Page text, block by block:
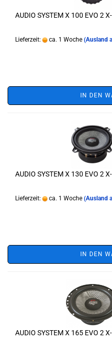
AUDIO SYSTEM X 100 EVO 2
Lieferzeit: ca. 1 Woche (Ausland
IN DEN
AUDIO SYSTEM X 130 EVO 2
Lieferzeit: ca. 1 Woche (Ausland
IN DEN
AUDIO SYSTEM X 165 EVO 2